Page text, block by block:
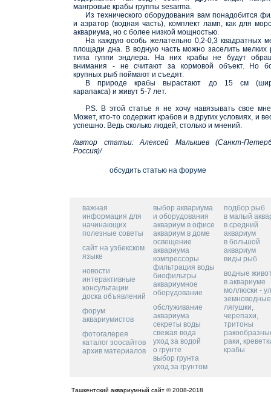
мангровые крабы группы sesarma.
Из технического оборудования вам понадобится
и аэратор (водная часть), комплект ламп, как для
аквариума, но с более низкой мощностью.
На каждую особь желательно 0,2-0,3 квадратных
площади дна. В водную часть можно заселить мелких
типа гуппи эндлера. На них крабы не будут
внимания - не считают за кормовой объект. Но
крупных рыб поймают и съедят.
В природе крабы вырастают до 15 см
карапакса) и живут 5-7 лет.
P.S. В этой статье я не хочу навязывать свое
Может, кто-то содержит крабов и в других условиях, и
успешно. Ведь сколько людей, столько и мнений.
/автор статьи: Алексей Малышев (Санкт-
Россия)/
обсудить статью на форуме
важная
информация для
начинающих
полезные советы
сайт на узбекском
языке
новости
интерактивные
консультации
доска объявлений
форум
аквариумистов
фотогалерея
каталог зоосайтов
архив материалов
выбор аквариума
и оборудования
аквариум в офисе
аквариум в доме
освещение
аквариума
компрессоры
фильтрация воды
биофильтры
аквариумное
оборудование
обслуживание
аквариума
секреты воды
свежая вода
уход за водой
о грунте
выбор грунта
уход за грунтом
подбор рыб
в малый
в средний
аквариум
в большой
аквариум
виды рыб
водные
в аквариуме
моллюски -
лягушки,
черепахи,
тритоны
раки,
крабы
Ташкентский аквариумный сайт © 2008-2018